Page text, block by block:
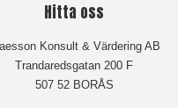
Hitta oss
Konsult & Värdering AB
Trandaredsgatan 200 F
507 52 BORÅS